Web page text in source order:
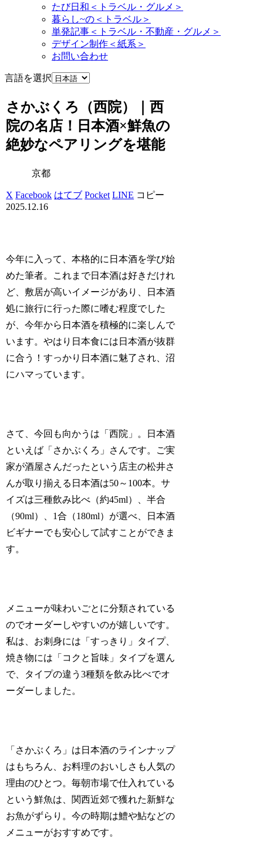
たび日和＜トラベル・グルメ＞
暮らし~の＜トラベル＞
単発記事＜トラベル・不動産・グルメ＞
デザイン制作＜紙系＞
お問い合わせ
言語を選択
さかぶくろ（西院）｜西
院の名店！日本酒×鮮魚の
絶妙なペアリングを堪能
京都
X Facebook はてブ Pocket LINE コピー
2025.12.16
今年に入って、本格的に日本酒を学び始
めた筆者。これまで日本酒は好きだけれ
ど、敷居が高いイメージがあり、日本酒
処に旅行に行った際に嗜む程度でした
が、今年から日本酒を積極的に楽しんで
います。やはり日本食には日本酒が抜群
に合う！すっかり日本酒に魅了され、沼
にハマっています。
さて、今回も向かうは「西院」。日本酒
といえば「さかぶくろ」さんです。ご実
家が酒屋さんだったという店主の松井さ
んが取り揃える日本酒は50～100本。サ
イズは三種飲み比べ（約45ml）、半合
（90ml）、1合（180ml）が選べ、日本酒
ビギナーでも安心して試すことができま
す。
メニューが味わいごとに分類されている
のでオーダーしやすいのが嬉しいです。
私は、お刺身には「すっきり」タイプ、
焼き物には「コクと旨味」タイプを選ん
で、タイプの違う3種類を飲み比べでオ
ーダーしました。
「さかぶくろ」は日本酒のラインナップ
はもちろん、お料理のおいしさも人気の
理由のひとつ。毎朝市場で仕入れている
という鮮魚は、関西近郊で獲れた新鮮な
お魚がずらり。今の時期は鱧や鮎などの
メニューがおすすめです。